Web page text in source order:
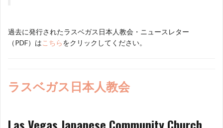
過去に発行されたラスベガス日本人教会・ニュースレター
（PDF）は こちらをクリックしてください。
ラスベガス日本人教会
Las Vegas Japanese Community Church